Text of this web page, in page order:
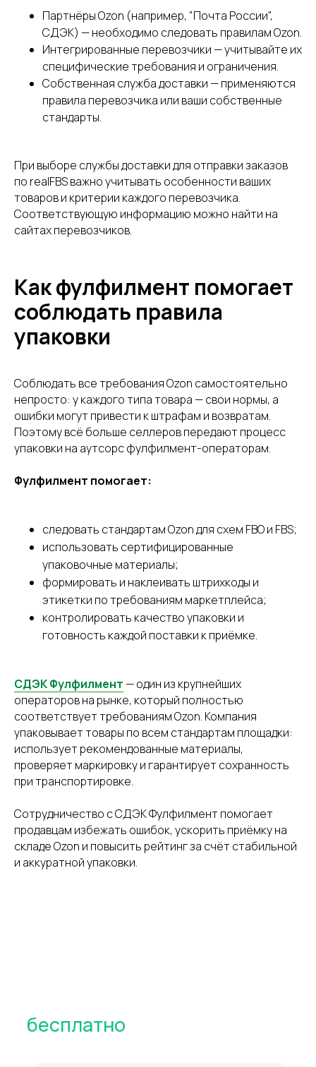
Партнёры Ozon (например, "Почта России",
СДЭК) — необходимо следовать правилам Ozon.
Интегрированные перевозчики — учитывайте их
специфические требования и ограничения.
Собственная служба доставки — применяются
правила перевозчика или ваши собственные
стандарты.
При выборе службы доставки для отправки заказов
по realFBS важно учитывать особенности ваших
товаров и критерии каждого перевозчика.
Соответствующую информацию можно найти на
сайтах перевозчиков.
Как фулфилмент помогает
соблюдать правила
упаковки
Соблюдать все требования Ozon самостоятельно
непросто: у каждого типа товара — свои нормы, а
ошибки могут привести к штрафам и возвратам.
Поэтому всё больше селлеров передают процесс
упаковки на аутсорс фулфилмент-операторам.
Фулфилмент помогает:
следовать стандартам Ozon для схем FBO и FBS;
использовать сертифицированные
упаковочные материалы;
формировать и наклеивать штрихкоды и
этикетки по требованиям маркетплейса;
контролировать качество упаковки и
готовность каждой поставки к приёмке.
СДЭК Фулфилмент — один из крупнейших
операторов на рынке, который полностью
соответствует требованиям Ozon. Компания
упаковывает товары по всем стандартам площадки:
использует рекомендованные материалы,
проверяет маркировку и гарантирует сохранность
при транспортировке.
Сотрудничество с СДЭК Фулфилмент помогает
продавцам избежать ошибок, ускорить приёмку на
складе Ozon и повысить рейтинг за счёт стабильной
и аккуратной упаковки.
поставщиков и
можно найти товар для перепродажи на
маркетплейсах
100
Нажимая кнопку, вы даете
персональных данных.Подробнее можно
прочитать вПолитике